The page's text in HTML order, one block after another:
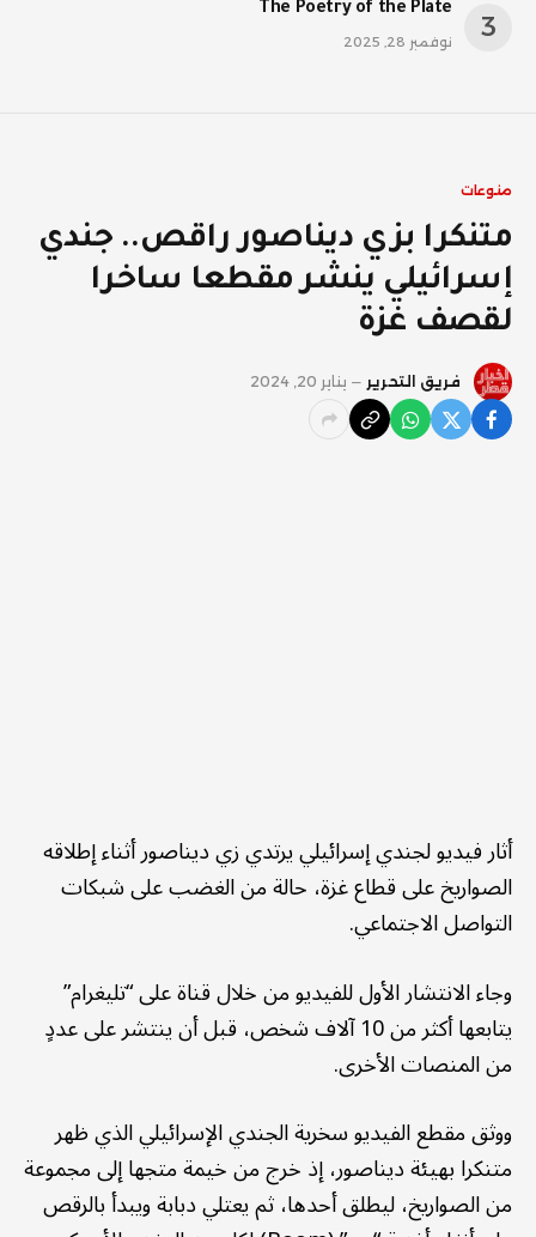
The Poetry of the Plate
نوفمبر 28, 2025
منوعات
متنكرا بزي ديناصور راقص.. جندي
إسرائيلي ينشر مقطعا ساخرا
لقصف غزة
فريق التحرير يناير 20, 2024
أثار فيديو لجندي إسرائيلي يرتدي زي ديناصور أثناء إطلاقه
الصواريخ على قطاع غزة، حالة من الغضب على شبكات
التواصل الاجتماعي.
وجاء الانتشار الأول للفيديو من خلال قناة على “تليغرام”
يتابعها أكثر من 10 آلاف شخص، قبل أن ينتشر على عددٍ
من المنصات الأخرى.
ووثق مقطع الفيديو سخرية الجندي الإسرائيلي الذي ظهر
متنكرا بهيئة ديناصور، إذ خرج من خيمة متجها إلى مجموعة
من الصواريخ، ليطلق أحدها، ثم يعتلي دبابة ويبدأ بالرقص